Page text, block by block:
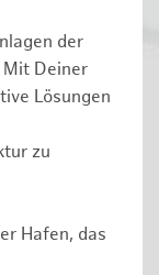
der
Mit Deiner
Lösungen
zu
Hafen, das